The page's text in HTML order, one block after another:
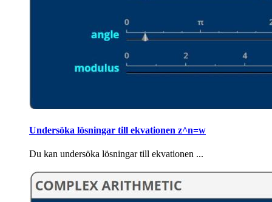
Undersöka lösningar till ekvationen z^n=w
Du kan undersöka lösningar till ekvationen ...